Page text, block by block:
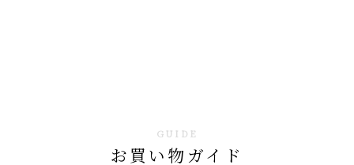
GUIDE
お買い物ガイド